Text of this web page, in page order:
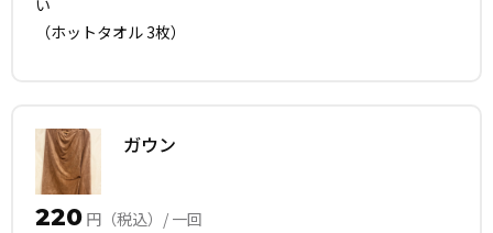
い
（ホットタオル 3枚）
ガウン
220 円（税込）/ 一回